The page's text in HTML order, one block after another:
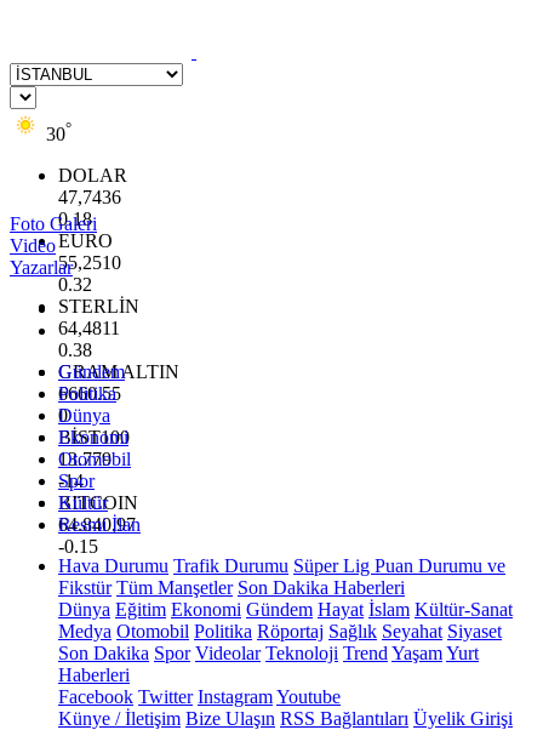
30°
DOLAR
47,7436
0.18
EURO
55,2510
0.32
STERLİN
64,4811
0.38
GRAM ALTIN
6660.55
0
BİST100
13.779
-14
BITCOIN
64.840,97
-0.15
Foto Galeri
Video
Yazarlar
Gündem
Politika
Dünya
Ekonomi
Otomobil
Spor
Kültür
Resmi İlan
Hava Durumu Trafik Durumu Süper Lig Puan Durumu ve
Fikstür Tüm Manşetler Son Dakika Haberleri
Dünya Eğitim Ekonomi Gündem Hayat İslam Kültür-Sanat
Medya Otomobil Politika Röportaj Sağlık Seyahat Siyaset
Son Dakika Spor Videolar Teknoloji Trend YaşamYurt
Haberleri
Facebook Twitter InstagramYoutube
Künye / İletişim Bize Ulaşın RSS Bağlantıları Üyelik Girişi